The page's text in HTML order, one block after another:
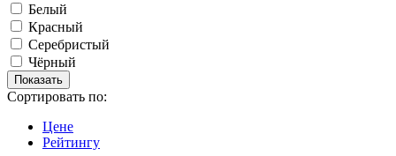
Белый
Красный
Серебристый
Чёрный
Сортировать по:
Цене
Рейтингу